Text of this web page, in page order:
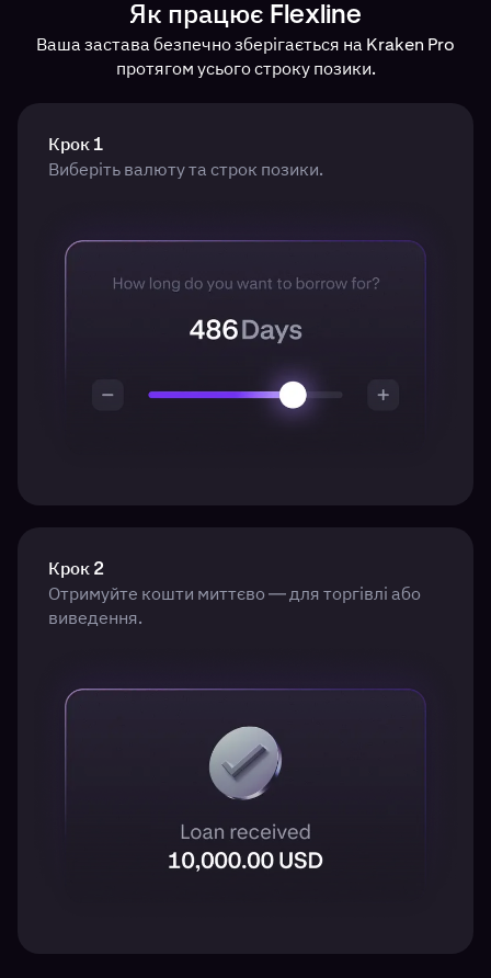
Як працює Flexline
Ваша застава безпечно зберігається на Kraken Pro
протягом усього строку позики.
Крок 1
Виберіть валюту та строк позики.
Крок 2
Отримуйте кошти миттєво — для торгівлі або
виведення.